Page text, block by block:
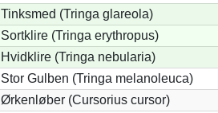
Tinksmed (Tringa glareola)
Sortklire (Tringa erythropus)
Hvidklire (Tringa nebularia)
Stor Gulben (Tringa melanoleuca)
Ørkenløber (Cursorius cursor)